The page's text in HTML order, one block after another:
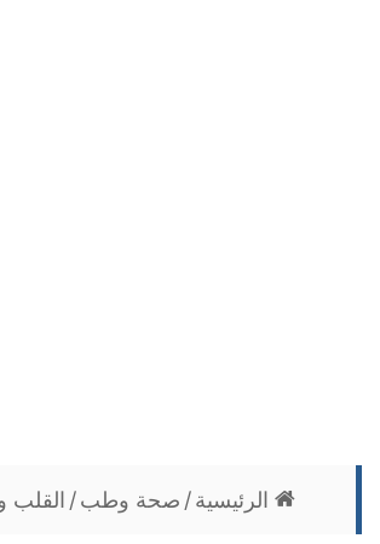
الرئيسية / صحة وطب / القلب